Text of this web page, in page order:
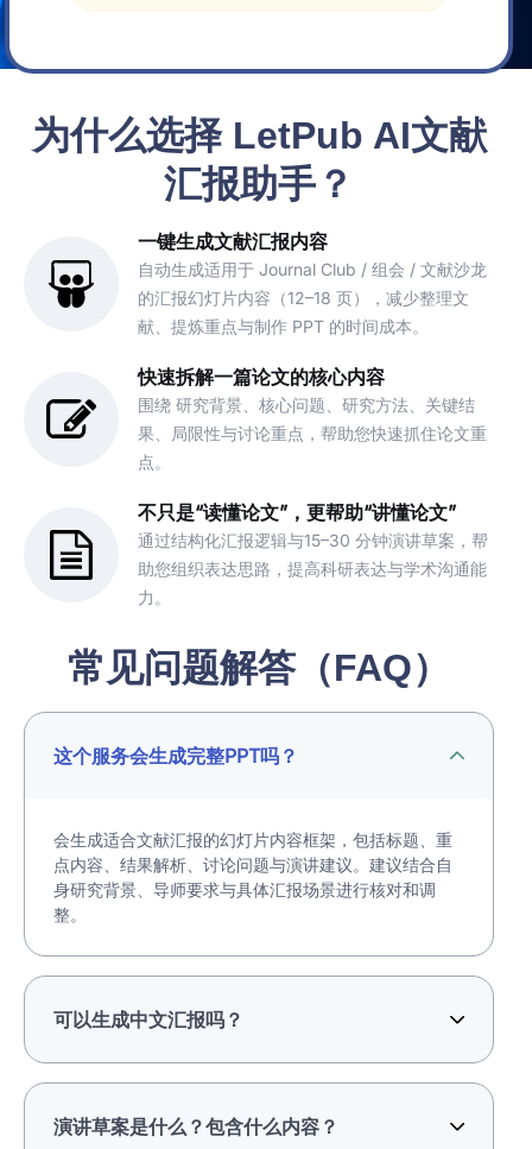
为什么选择 LetPub AI文献
汇报助手？
一键生成文献汇报内容
自动生成适用于 Journal Club / 组会 / 文献沙龙
的汇报幻灯片内容（12–18 页），减少整理文
献、提炼重点与制作 PPT 的时间成本。
快速拆解一篇论文的核心内容
围绕 研究背景、核心问题、研究方法、关键结
果、局限性与讨论重点，帮助您快速抓住论文重
点。
不只是“读懂论文”，更帮助“讲懂论文”
通过结构化汇报逻辑与15–30 分钟演讲草案，帮
助您组织表达思路，提高科研表达与学术沟通能
力。
常见问题解答（FAQ）
这个服务会生成完整PPT吗？
会生成适合文献汇报的幻灯片内容框架，包括标题、重
点内容、结果解析、讨论问题与演讲建议。建议结合自
身研究背景、导师要求与具体汇报场景进行核对和调
整。
可以生成中文汇报吗？
演讲草案是什么？包含什么内容？